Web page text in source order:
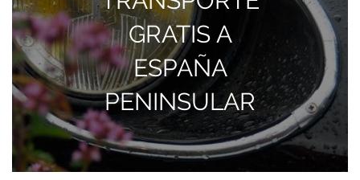
GRATIS A
ESPAÑA
PENINSULAR